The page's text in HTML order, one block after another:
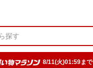
8/11(火)01:59まで